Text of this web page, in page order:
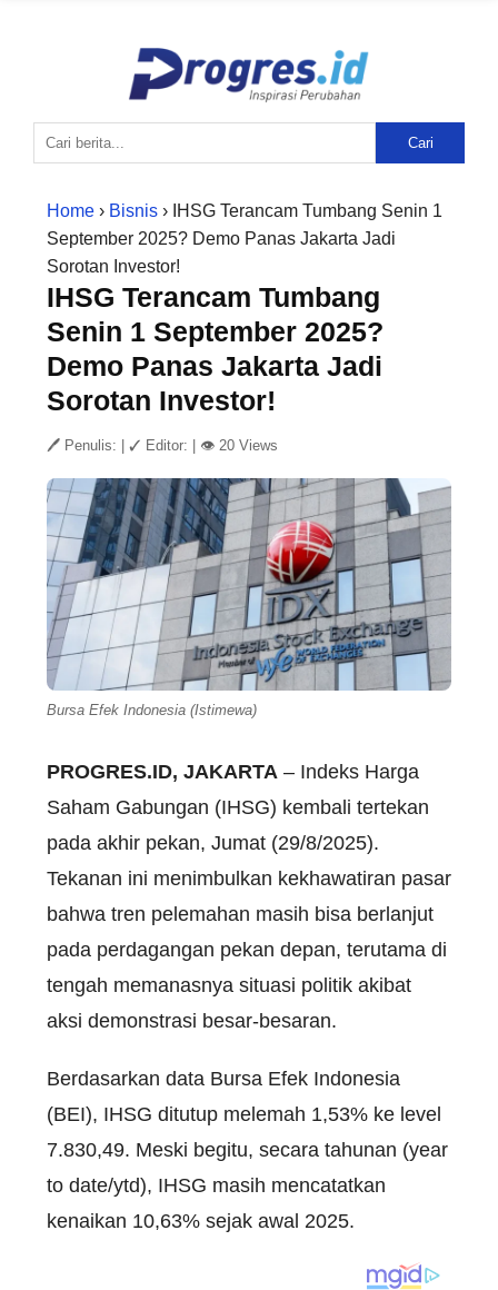
Cari
Home › Bisnis › IHSG Terancam Tumbang Senin 1
September 2025? Demo Panas Jakarta Jadi
Sorotan Investor!
IHSG Terancam Tumbang
Senin 1 September 2025?
Demo Panas Jakarta Jadi
Sorotan Investor!
🖊 Penulis: ✓ Editor: 👁 20 Views
Bursa Efek Indonesia (Istimewa)
PROGRES.ID, JAKARTA – Indeks Harga
Saham Gabungan (IHSG) kembali tertekan
pada akhir pekan, Jumat (29/8/2025).
Tekanan ini menimbulkan kekhawatiran pasar
bahwa tren pelemahan masih bisa berlanjut
pada perdagangan pekan depan, terutama di
tengah memanasnya situasi politik akibat
aksi demonstrasi besar-besaran.
Berdasarkan data Bursa Efek Indonesia
(BEI), IHSG ditutup melemah 1,53% ke level
7.830,49. Meski begitu, secara tahunan (year
to date/ytd), IHSG masih mencatatkan
kenaikan 10,63% sejak awal 2025.